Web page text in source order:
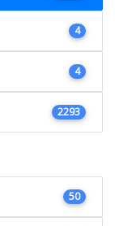
4
4
2293
50